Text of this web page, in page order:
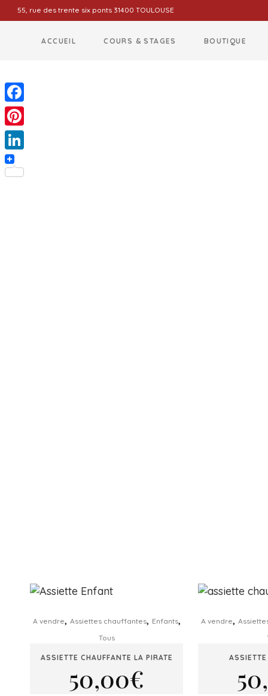
55, rue des trente six ponts 31400 TOULOUSE
ACCUEIL COURS & STAGES BOUTIQUE
A vendre, Assiettes chauffantes, Enfants,
Tous
ASSIETTE CHAUFFANTE LA PIRATE
50,00€
A vendre,
Facebook
Pinterest
LinkedIn